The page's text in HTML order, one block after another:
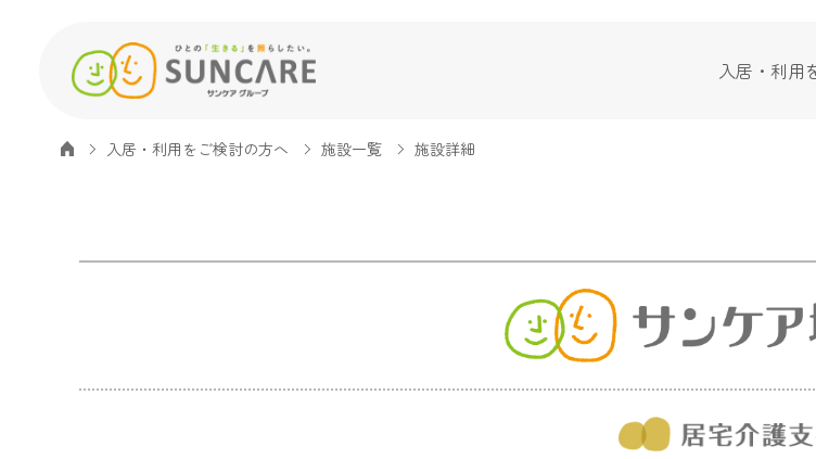
入居・利用
入居・利用をご検討の方へ 施設一覧 施設詳細